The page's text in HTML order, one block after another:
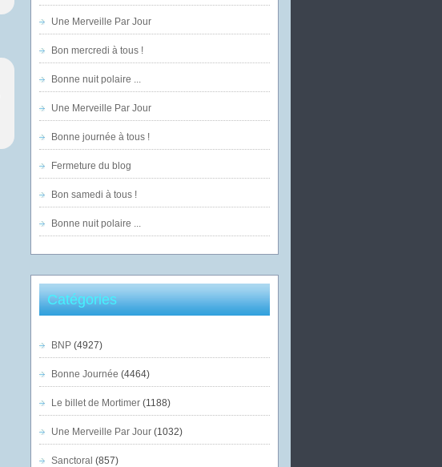
Une Merveille Par Jour
Bon mercredi à tous !
Bonne nuit polaire ...
Une Merveille Par Jour
Bonne journée à tous !
Fermeture du blog
Bon samedi à tous !
Bonne nuit polaire ...
Catégories
BNP(4927)
Bonne Journée (4464)
Le billet de Mortimer(1188)
Une Merveille Par Jour(1032)
Sanctoral (857)